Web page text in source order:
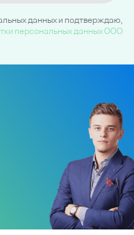
данных и подтверждаю,
персональных данных ООО